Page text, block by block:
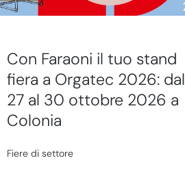
Con Faraoni il tuo stand
fiera a Orgatec 2026: dal
27 al 30 ottobre 2026 a
Colonia
Fiere di settore